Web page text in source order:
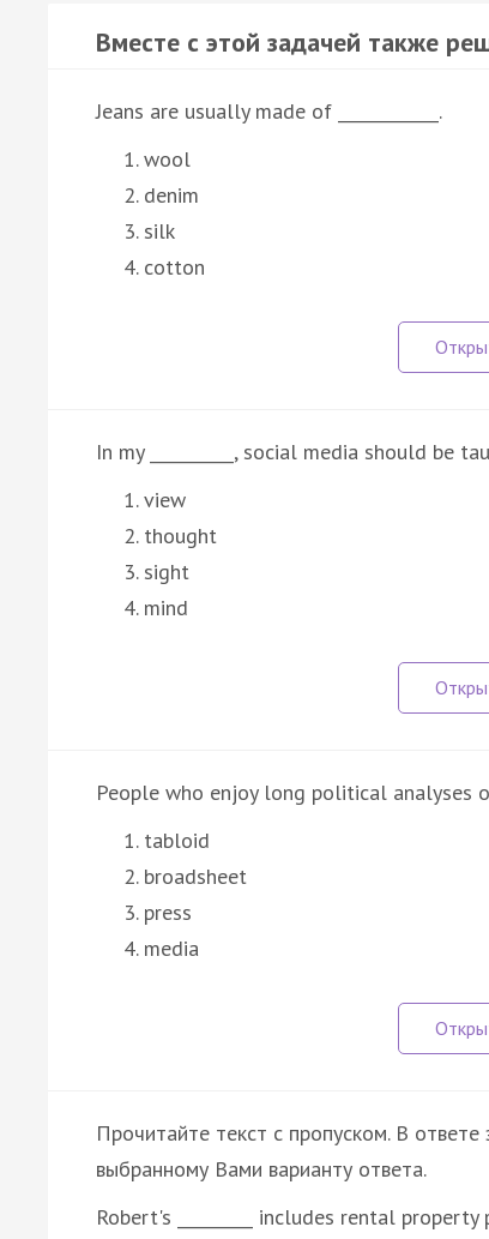
Вместе с этой задачей также
Jeans are usually made of ____________.
wool
denim
silk
cotton
In my __________, social media should be
view
thought
sight
mind
People who enjoy long political analyses
tabloid
broadsheet
press
media
Прочитайте текст с пропуском. В
выбранному Вами варианту ответа.
Robert's _________ includes rental